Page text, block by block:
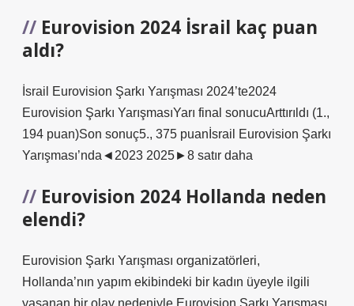
Eurovision 2024 İsrail kaç puan
aldı?
İsrail Eurovision Şarkı Yarışması 2024’te2024
Eurovision Şarkı YarışmasıYarı final sonucuArttırıldı (1.,
194 puan)Son sonuç5., 375 puanİsrail Eurovision Şarkı
Yarışması’nda◄2023 2025►8 satır daha
Eurovision 2024 Hollanda neden
elendi?
Eurovision Şarkı Yarışması organizatörleri,
Hollanda’nın yapım ekibindeki bir kadın üyeyle ilgili
yaşanan bir olay nedeniyle Eurovision Şarkı Yarışması